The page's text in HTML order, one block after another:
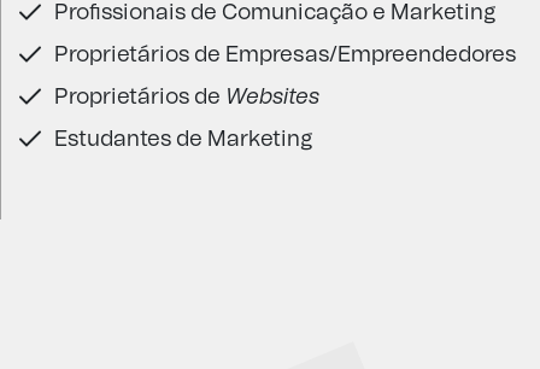
Profissionais de Comunicação e Marketing
Proprietários de Empresas/Empreendedores
Proprietários de Websites
Estudantes de Marketing